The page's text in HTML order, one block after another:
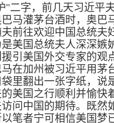
"二字，前几天习近平
巴马灌茅台酒时，奥
前往欢迎中国总统夫
美国总统夫人深深嫉
引美国外交专家的观
在加州被习近平用茅
里翻出一张字纸，说
美国之行顺利并愉快
问中国的期待。既然
以笔者宁可相信美国